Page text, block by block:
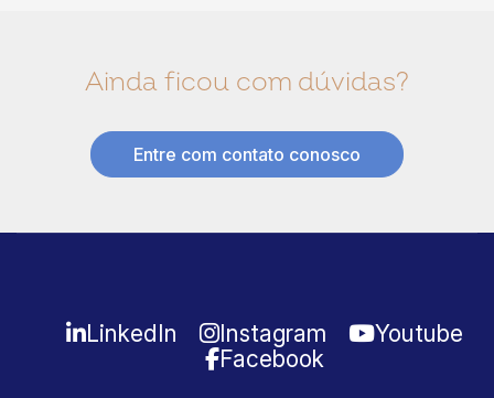
Ainda ficou com dúvidas?
Entre com contato conosco
LinkedIn Instagram
Youtube
Facebook